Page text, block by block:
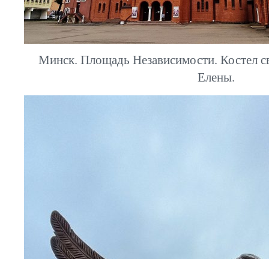
Минск. Площадь Независимости. Костел
Елены.